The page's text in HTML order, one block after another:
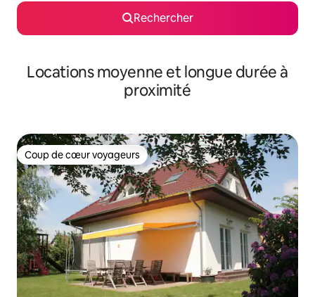
Rechercher
Locations moyenne et longue durée à
proximité
Coup de cœur voyageurs
Coup de cœur voyageurs